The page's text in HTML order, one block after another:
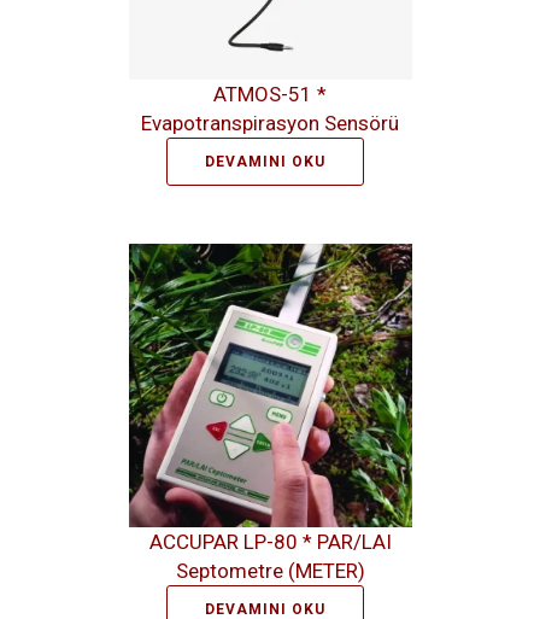
ATMOS-51 *
Evapotranspirasyon Sensörü
DEVAMINI OKU
ACCUPAR LP-80 * PAR/LAI
Septometre (METER)
DEVAMINI OKU